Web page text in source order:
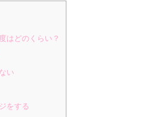
はどのくらい？
い
をする